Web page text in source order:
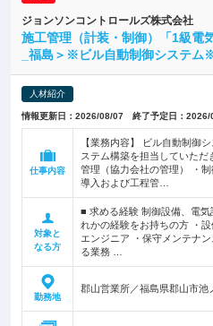
ジョンソンコントロールズ株式会社
施工管理（計装・制御）「1級電
_福島＞※ビル自動制御システム
人材紹介
情報更新日：2026/08/07 終了予定日：
仕事内容
【業務内容】 ビル自動制御
ステム構築を担当していただ
管理（協力会社の管理） ・
導入および工程管…
対象と
なる方
■ 求める経験 制御設備、電
れかの経験をお持ちの方 ・
エンジニア ・保守メンテナ
る業務 …
勤務地
郡山営業所／福島県郡山市池